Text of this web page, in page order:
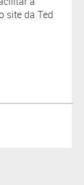
site da Ted